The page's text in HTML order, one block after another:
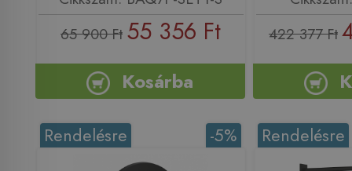
65 900 Ft 55 356 Ft
Kosárba
422 377 Ft
-5%
Rendelésre Rendelésre